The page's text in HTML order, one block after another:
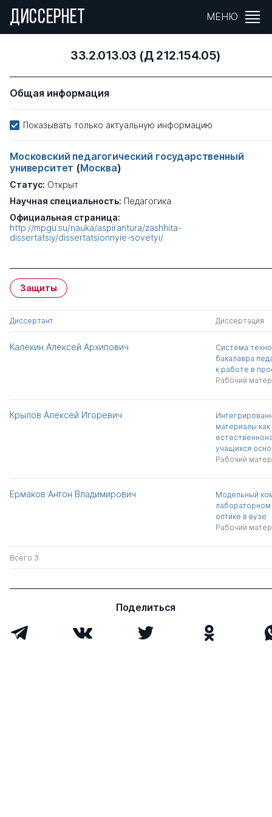
ДИССЕРНЕТ МЕНЮ
33.2.013.03 (Д 212.154.05)
Общая информация
Показывать только актуальную информацию
Московский педагогический государственный
университет (Москва)
Статус: Открыт
Научная специальность: Педагогика
Официальная страница:
http://mpgu.su/nauka/aspirantura/zashhita-
dissertatsiy/dissertatsionnyie-sovetyi/
Защиты
Диссертант Диссертация
Калекин Алексей Архипович
Система
бакалавра
к работе в
Рабочий
Крылов Алексей Игоревич
материалы
учащихся
Рабочий
Ермаков Антон Владимирович
Модельный
лабораторном
оптике в вузе
Рабочий
Всего 3
Поделиться